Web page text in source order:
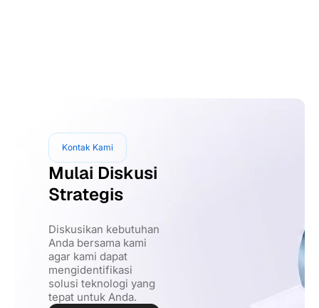
Kontak Kami
Mulai Diskusi
Strategis
Diskusikan kebutuhan
Anda bersama kami
agar kami dapat
mengidentifikasi
solusi teknologi yang
tepat untuk Anda.